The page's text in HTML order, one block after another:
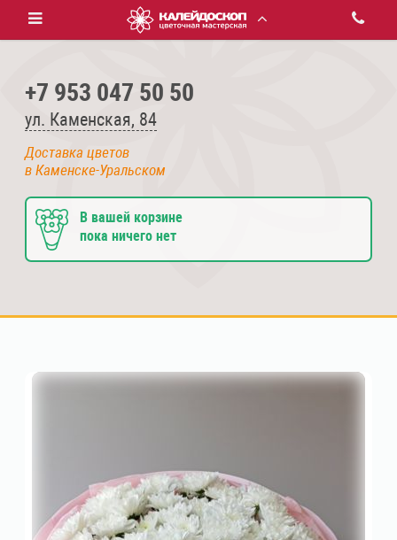
+7 953 047 50 50
ул. Каменская, 84
Доставка цветов
в Каменске-Уральском
В вашей корзине
пока ничего нет